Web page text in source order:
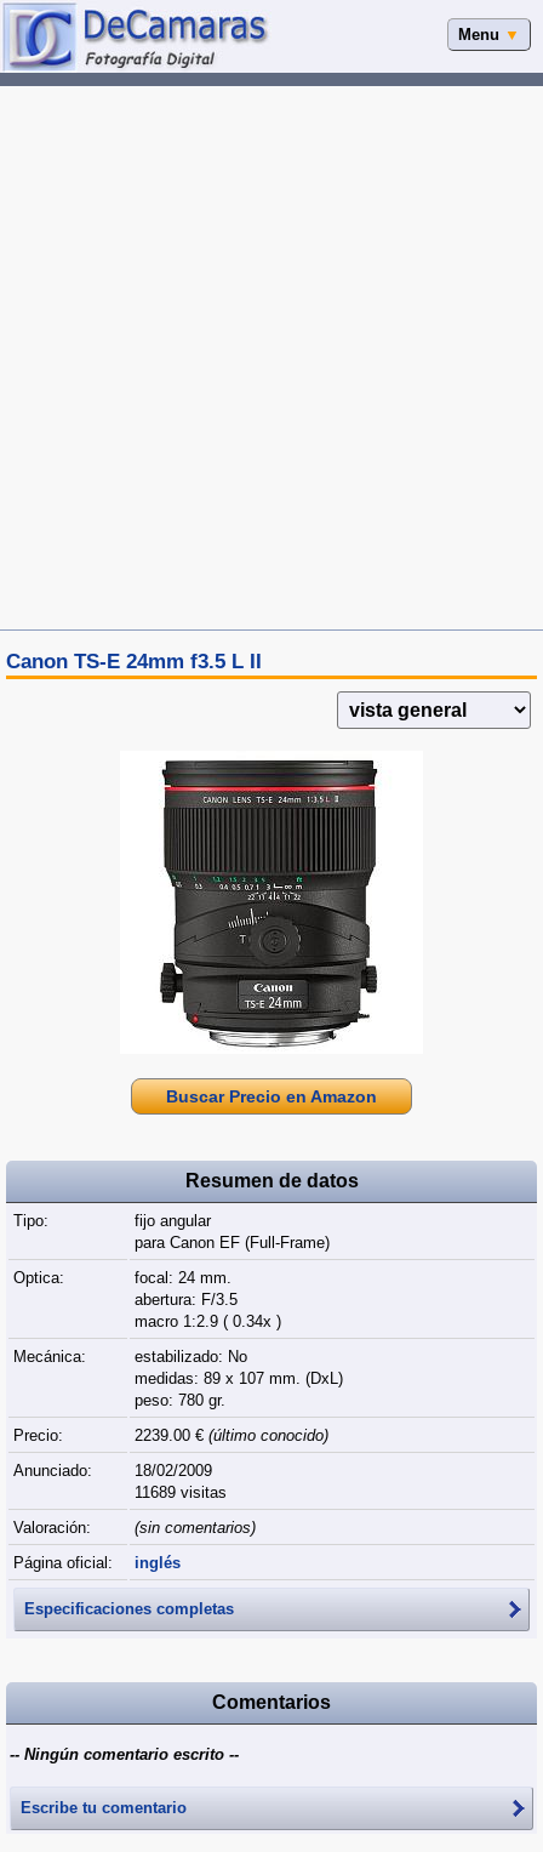
Menu ▼
Canon TS-E 24mm f3.5 L II
Buscar Precio en Amazon
Resumen de datos
Tipo:
fijo angular
para Canon EF (Full‑Frame)
Optica:
focal: 24 mm.
abertura: F/3.5
macro 1:2.9 ( 0.34x )
Mecánica:
estabilizado: No
medidas: 89 x 107 mm. (DxL)
peso: 780 gr.
Precio:
2239.00 € (último conocido)
Anunciado:
18/02/2009
11689 visitas
Valoración:
(sin comentarios)
Página oficial:
inglés
Especificaciones completas
Comentarios
-- Ningún comentario escrito --
Escribe tu comentario